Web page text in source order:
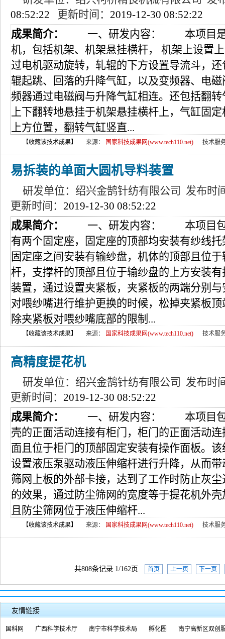
08:52:22
更新时间： 2019-12-30 08:52:22
成果简介：
一、研发内容： 本项目是
机，包括机架、机架悬挂横杆， 机架上设置
过电机驱动旋转，轧辊的下方设置导流斗，
辊起跳、回落的升降气缸，以及变频器、电
频器通过电磁阀与升降气缸相连。还包括翻
上下翻转地悬挂于机架悬挂横杆上，气缸固
上方位置，翻转气缸竖直...
【收藏该技术成果】 来源： 国家科技成果网(www.tech110.net) 技术服
易拆装的单面大圆机导料装置
研发单位：绍兴金鹄针纺有限公司 发布时
更新时间： 2019-12-30 08:52:22
成果简介：
一、研发内容： 本项目包
有两个固定座，固定座的顶部均安装有纱线
固定座之间安装有输纱盘，机体的顶部且位
杆，支撑杆的顶部且位于输纱盘的上方安装
装置，通过设置夹紧板，夹紧板的两端分别
对喂纱嘴进行维护更换的时候，松掉夹紧板
除夹紧板对喂纱嘴底部的限制...
【收藏该技术成果】 来源： 国家科技成果网(www.tech110.net) 技术服
高精度提花机
研发单位：绍兴金鹄针纺有限公司 发布时
更新时间： 2019-12-30 08:52:22
成果简介：
一、研发内容： 本项目包
壳的正面活动连接有柜门，柜门的正面活动
面且位于柜门的顶部固定安装有操作面板。
设置液压泵驱动液压伸缩杆进行升降，从而
筛网上板的外部卡接，达到了工作时防止灰
的效果，通过防尘筛网的宽度等于提花机外
且防尘筛网位于液压伸缩杆...
【收藏该技术成果】 来源： 国家科技成果网(www.tech110.net) 技术服
共808条记录 1/162页 首页 上一页 下一页
友情链接
国科网 广西科学技术厅 南宁市科学技术局 孵化圈 南宁高新区双创